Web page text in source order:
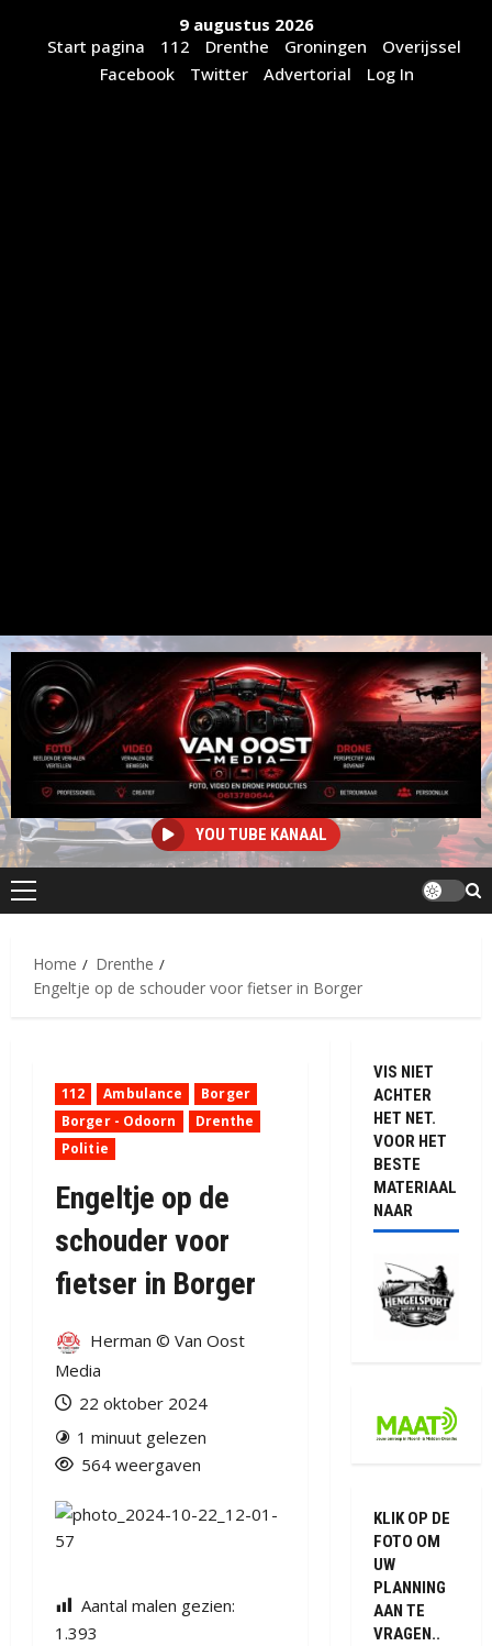
9 augustus 2026
Start pagina
112 Drenthe Groningen
Overijssel
Facebook
Twitter Advertorial Log In
YOU TUBE KANAAL
Primair
Home
Drenthe
Engeltje op de schouder voor fietser in Borger
112 Ambulance
Borger
Borger - Odoorn
Drenthe
Politie
Engeltje op de
schouder voor
fietser in Borger
Herman © Van Oost
Media
22 oktober 2024
1 minuut gelezen
564 weergaven
Aantal malen gezien:
1.393
VIS NIET
ACHTER
HET NET.
VOOR HET
BESTE
MATERIAAL
NAAR
KLIK OP DE
FOTO OM
UW
PLANNING
AAN TE
VRAGEN..